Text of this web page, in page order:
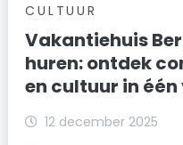
CULTUUR
Vakantiehuis
huren: ontdek
en cultuur in
12 december 2025